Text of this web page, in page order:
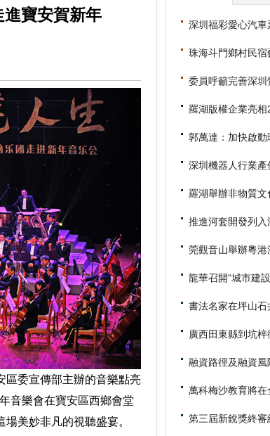
寶安賀新年
區委宣傳部主辦的音樂點亮
音樂會在寶安區西鄉會堂
美妙非凡的視聽盛宴。
深圳福彩愛心汽
珠海斗門鄉村民
委員呼籲完善深圳
羅湖版權企業亮
郭萬達：加快啟
深圳機器人行業
羅湖舉辦非物質
推進河套開發列
莞觀音山舉辦粵港
龍華召開“城市建
書法名家在坪山
廣西田東縣到坑
融資路徑及融資
萬科梅沙教育將在
第三屆新銳獎終審